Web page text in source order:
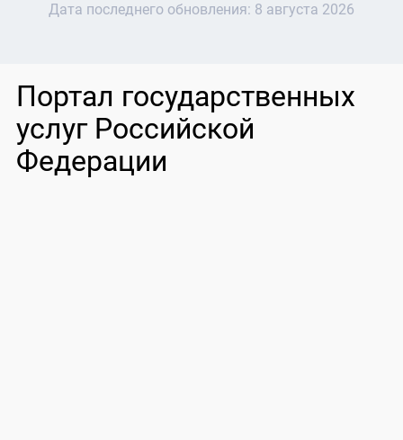
Дата последнего обновления: 8 августа 2026
Портал государственных
услуг Российской
Федерации